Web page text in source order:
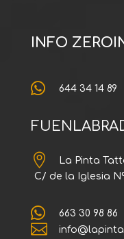
INFO
 644 34 14 89

La Pinta
C/ de la Iglesia
 663 30 98 86
